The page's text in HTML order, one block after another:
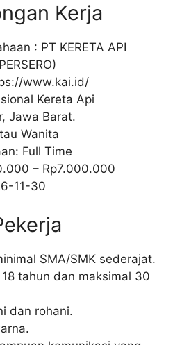
Kerja
: PT KERETA API
www.kai.id/
Kereta Api
Jawa Barat.
Wanita
Full Time
– Rp7.000.000
11-30
SMA/SMK sederajat.
tahun dan maksimal 30
dan rohani.